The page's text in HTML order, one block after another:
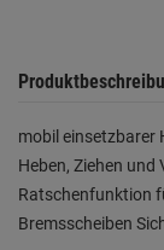
mobil einsetzbarer
Heben, Ziehen
Ratschenfunktion
Bremsscheiben